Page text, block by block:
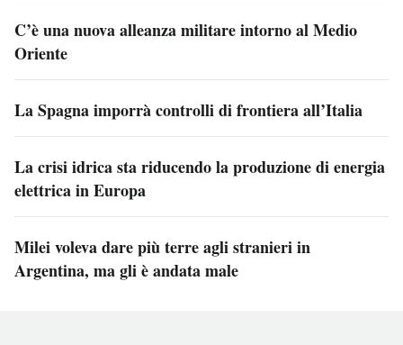
C’è una nuova alleanza militare intorno al Medio
Oriente
La Spagna imporrà controlli di frontiera all’Italia
La crisi idrica sta riducendo la produzione di energia
elettrica in Europa
Milei voleva dare più terre agli stranieri in
Argentina, ma gli è andata male